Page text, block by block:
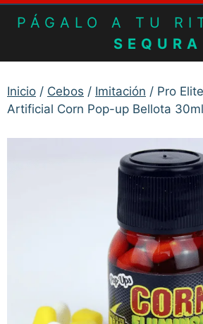
PÁGALO A TU
SEQURA
Inicio / Cebos / Imitación / Pro
Artificial Corn Pop-up Bellota 30ml